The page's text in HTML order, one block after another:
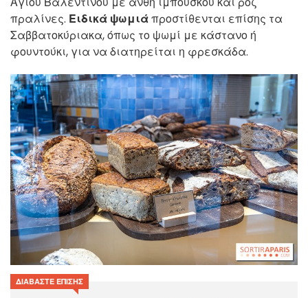
πραλίνες. Ειδικά ψωμιάπροστίθενται επίσης τα
Σαββατοκύριακα, όπως το ψωμί με κάστανο ή
φουντούκι, για να διατηρείται η φρεσκάδα.
ΔΙΑΒΆΣΤΕ ΕΠΊΣΗΣ